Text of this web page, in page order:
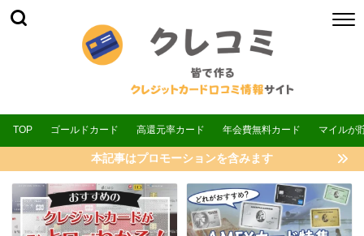
TOP ゴールドカード 高還元率カード 年会費無料カード マイルが
本記事はプロモーションを含みます